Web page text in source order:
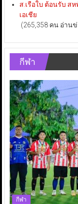
ส.เรือใบ ต้อนรับ ส
เอเชีย
(265,358 คน อ่าน
กีฬา
กีฬา